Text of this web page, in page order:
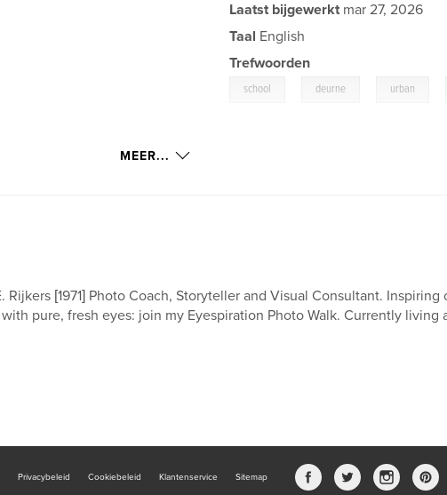
Laatst bijgewerkt mar 27, 2026
Taal English
Trefwoorden
school deurne urban
MEER...
Rijkers [1971] Photo Coach, Storyteller and Visual Consultant.
pure, fresh eyes: join my Eyespiration Photo Walk. Currently living
Privacybeleid Cookiebeleid Klantenservice Sitemap